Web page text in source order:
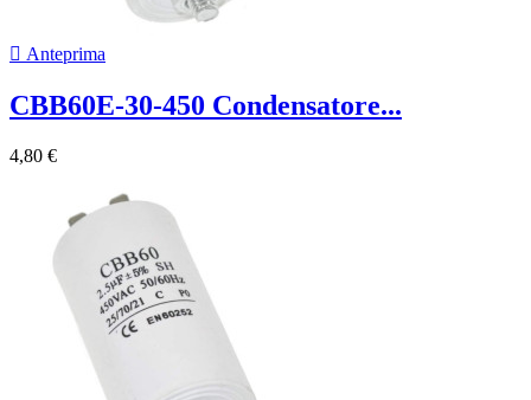
 Anteprima
CBB60E-30-450 Condensatore...
4,80 €